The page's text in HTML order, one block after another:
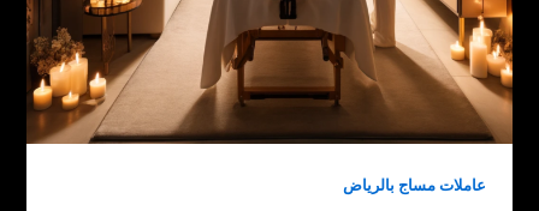
عاملات مساج بالرياض